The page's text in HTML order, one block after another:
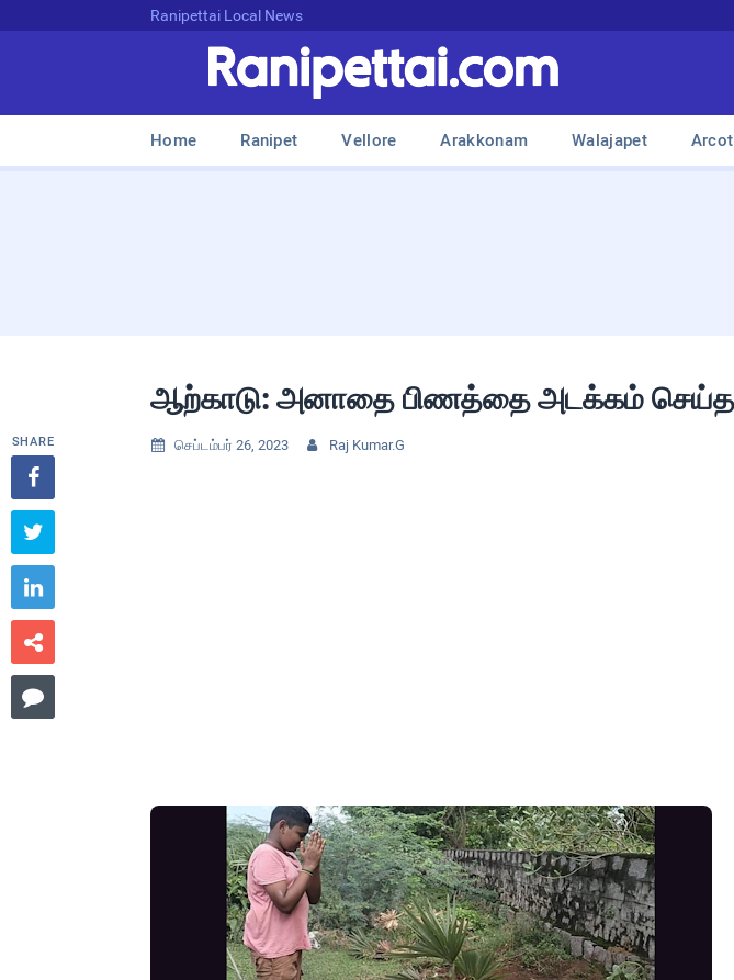
Ranipettai Local News
Home Ranipet Vellore Arakkonam Walajapet Arcot
ஆற்காடு: அனாதை பிணத்தை அடக்கம்
 செப்டம்பர் 26, 2023  Raj Kumar.G
SHARE




